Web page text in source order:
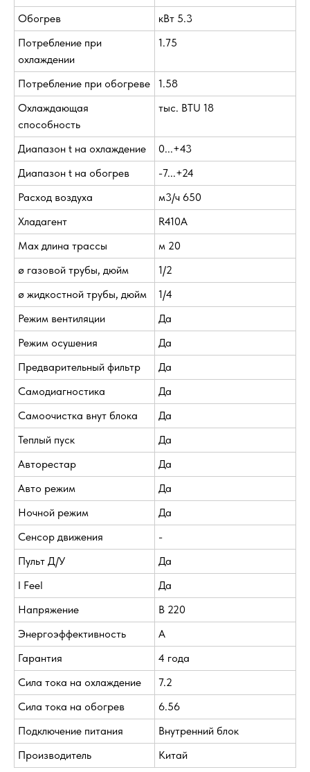
Обогрев
кВт 5.3
Потребление при
охлаждении
1.75
Потребление при обогреве
1.58
Охлаждающая
способность
тыс. BTU 18
Диапазон t на охлаждение
0...+43
Диапазон t на обогрев
-7...+24
Расход воздуха
м3/ч 650
Хладагент
R410A
Max длина трассы
м 20
ø газовой трубы, дюйм
1/2
ø жидкостной трубы, дюйм
1/4
Режим вентиляции
Да
Режим осушения
Да
Предварительный фильтр
Да
Самодиагностика
Да
Самоочистка внут блока
Да
Теплый пуск
Да
Авторестар
Да
Авто режим
Да
Ночной режим
Да
Сенсор движения
-
Пульт Д/У
Да
I Feel
Да
Напряжение
В 220
Энергоэффективность
A
Гарантия
4 года
Сила тока на охлаждение
7.2
Сила тока на обогрев
6.56
Подключение питания
Внутренний блок
Производитель
Китай